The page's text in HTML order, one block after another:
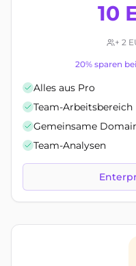
10
+ 2
20% sparen
Alles aus Pro
Team-Arbeitsbereich
Gemeinsame
Team-Analysen